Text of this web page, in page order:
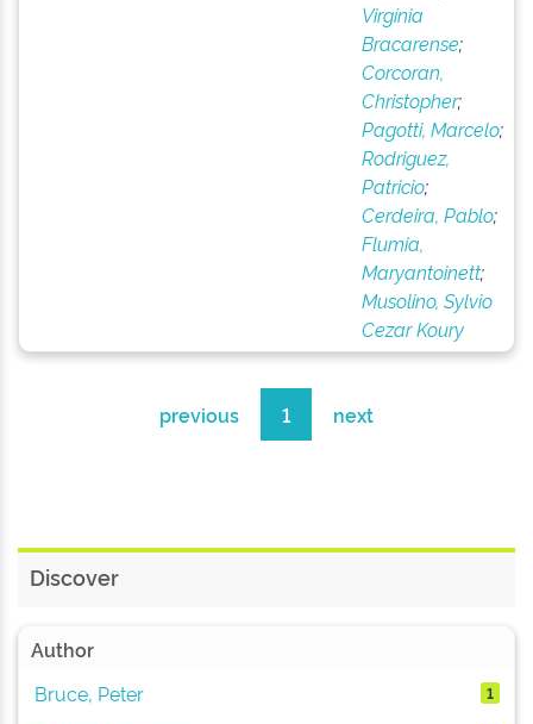
Virgínia
Bracarense;
Corcoran,
Christopher;
Pagotti, Marcelo;
Rodriguez,
Patricio;
Cerdeira, Pablo;
Flumia,
Maryantoinett;
Musolino, Sylvio
Cezar Koury
previous 1 next
Discover
Author
Bruce, Peter
1